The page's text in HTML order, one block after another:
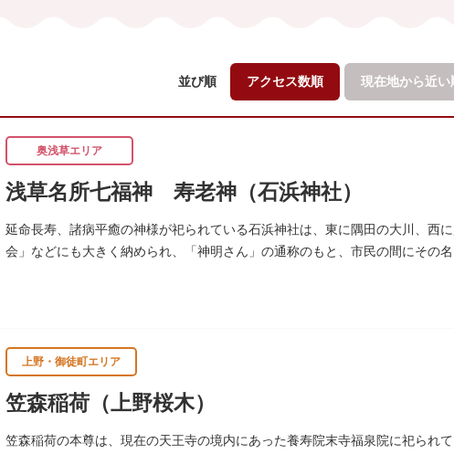
並び順 アクセス数順 現在地から近い
奥浅草エリア
浅草名所七福神 寿老神（石浜神社）
延命長寿、諸病平癒の神様が祀られている石浜神社は、東に隅田の大川、西
会」などにも大きく納められ、「神明さん」の通称のもと、市民の間にその
上野・御徒町エリア
笠森稲荷（上野桜木）
笠森稲荷の本尊は、現在の天王寺の境内にあった養寿院末寺福泉院に祀られ